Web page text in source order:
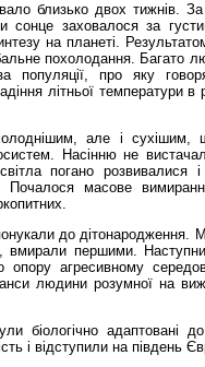
близько двох тижнів.
сонце заховалося за
на планеті.
по­холо­дання. Багато
популяції, про яку
літньої температури в
але і сухішим,
Насінню не
погано розвивалися
Поча­лося масове
до дітонародження.
вмирали першими.
агресивному
людини розумної на
біологічно адаптовані
і відступили на південь